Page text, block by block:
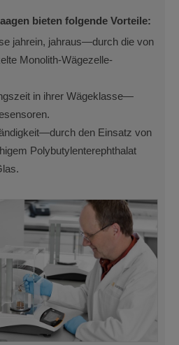
bieten folgende Vorteile:
jahrein, jahraus—durch die von
Monolith-Wägezelle-
in ihrer Wägeklasse—
den Einsatz von
Polybutylenterephthalat